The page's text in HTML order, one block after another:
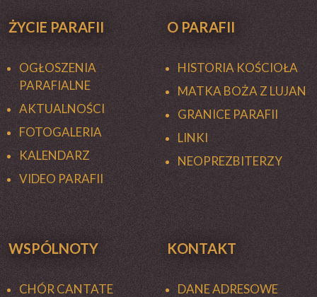
ŻYCIE PARAFII
OGŁOSZENIA
PARAFIALNE
AKTUALNOŚCI
FOTOGALERIA
KALENDARZ
VIDEO PARAFII
O PARAFII
HISTORIA KOŚCIOŁA
MATKA BOŻA Z LUJAN
GRANICE PARAFII
LINKI
NEOPREZBITERZY
WSPÓLNOTY
CHÓR CANTATE
KONTAKT
DANE ADRESOWE